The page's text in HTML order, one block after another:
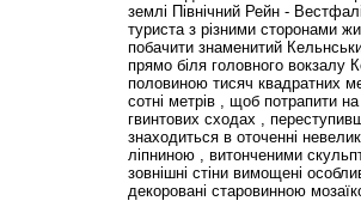
землі Північний Рейн -
туриста з різними сторонами
побачити знаменитий
прямо біля головного вокзалу
половиною тисяч квадратних
сотні метрів , щоб потрапити
гвинтових сходах ,
знаходиться в оточенні
ліпниною , витонченими
зовнішні стіни вимощені
декоровані старовинною